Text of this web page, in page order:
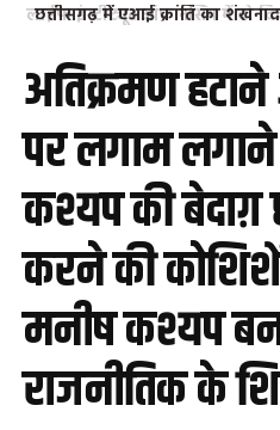
छत्तीसगढ़ में एआई क्रांति का
सीएम साय
अतिक्रमण
पर लगाम
कश्यप की बेदाग़
करने की
मनीष कश्यप
राजनीतिक के